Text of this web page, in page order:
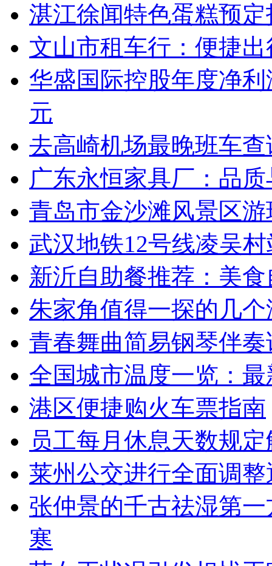
湛江徐闻特色蛋糕预定
文山市租车行：便捷
华盛国际控股年度净
元
去高崎机场最晚班车
广东永恒家具厂：品
青岛市金沙滩风景区
武汉地铁12号线凌吴
新沂自助餐推荐：美
朱家角值得一探的几
青春舞曲简易钢琴伴
全国城市温度一览：
港区便捷购火车票指南
员工每月休息天数规
莱州公交进行全面调
张仲景的千古祛湿第
寒